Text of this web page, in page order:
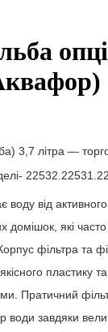
3,7 літра —
воду від
домішок, які часто
фільтра та
пластику
Пратичний
води завдяки